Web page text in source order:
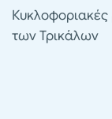
των Τρικάλων